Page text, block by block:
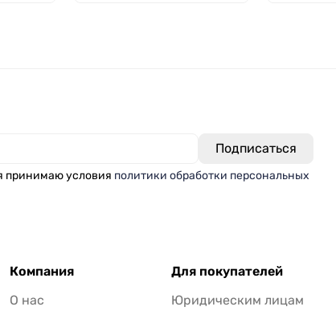
принимаю условия политики обработки персональных
Компания
О нас
Для покупателей
Юридическим лицам